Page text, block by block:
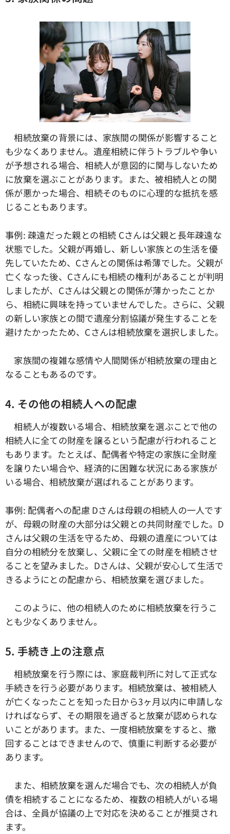
相続放棄の背景には、家族間の関係が影響すること
も少なくありません。遺産相続に伴うトラブルや争い
が予想される場合、相続人が意図的に関与しないため
に放棄を選ぶことがあります。また、被相続人との関
係が悪かった場合、相続そのものに心理的な抵抗を感
じることもあります。
事例: 疎遠だった親との相続 Cさんは父親と長年疎遠な
状態でした。父親が再婚し、新しい家族との生活を優
先していたため、Cさんとの関係は希薄でした。父親が
亡くなった後、Cさんにも相続の権利があることが判明
しましたが、Cさんは父親との関係が薄かったことか
ら、相続に興味を持っていませんでした。さらに、父親
の新しい家族との間で遺産分割協議が発生することを
避けたかったため、Cさんは相続放棄を選択しました。
家族間の複雑な感情や人間関係が相続放棄の理由と
なることもあるのです。
4. その他の相続人への配慮
相続人が複数いる場合、相続放棄を選ぶことで他の
相続人に全ての財産を譲るという配慮が行われること
もあります。たとえば、配偶者や特定の家族に全財産
を譲りたい場合や、経済的に困難な状況にある家族が
いる場合、相続放棄が選ばれることがあります。
事例: 配偶者への配慮 Dさんは母親の相続人の一人です
が、母親の財産の大部分は父親との共同財産でした。D
さんは父親の生活を守るため、母親の遺産については
自分の相続分を放棄し、父親に全ての財産を相続させ
ることを望みました。Dさんは、父親が安心して生活で
きるようにとの配慮から、相続放棄を選びました。
このように、他の相続人のために相続放棄を行うこ
とも少なくありません。
5. 手続き上の注意点
相続放棄を行う際には、家庭裁判所に対して正式な
手続きを行う必要があります。相続放棄は、被相続人
が亡くなったことを知った日から3ヶ月以内に申請しな
ければならず、その期限を過ぎると放棄が認められな
いことがあります。また、一度相続放棄をすると、撤
回することはできませんので、慎重に判断する必要が
あります。
また、相続放棄を選んだ場合でも、次の相続人が負
債を相続することになるため、複数の相続人がいる場
合は、全員が協議の上で対応を決めることが推奨され
ます。